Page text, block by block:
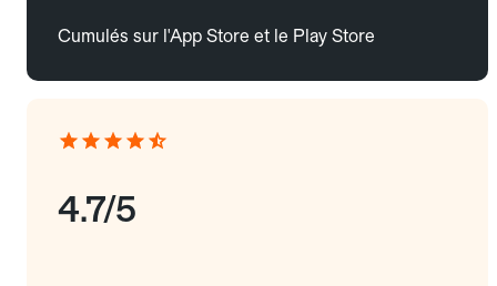
Cumulés sur l'App Store et le Play Store
4.7/5